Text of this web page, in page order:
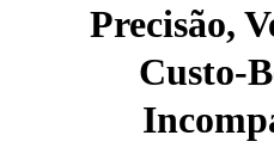
Precisão,
Custo-